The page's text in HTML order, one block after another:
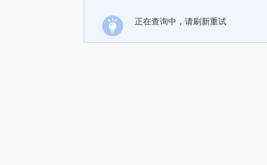
正在查询中，请刷新重试